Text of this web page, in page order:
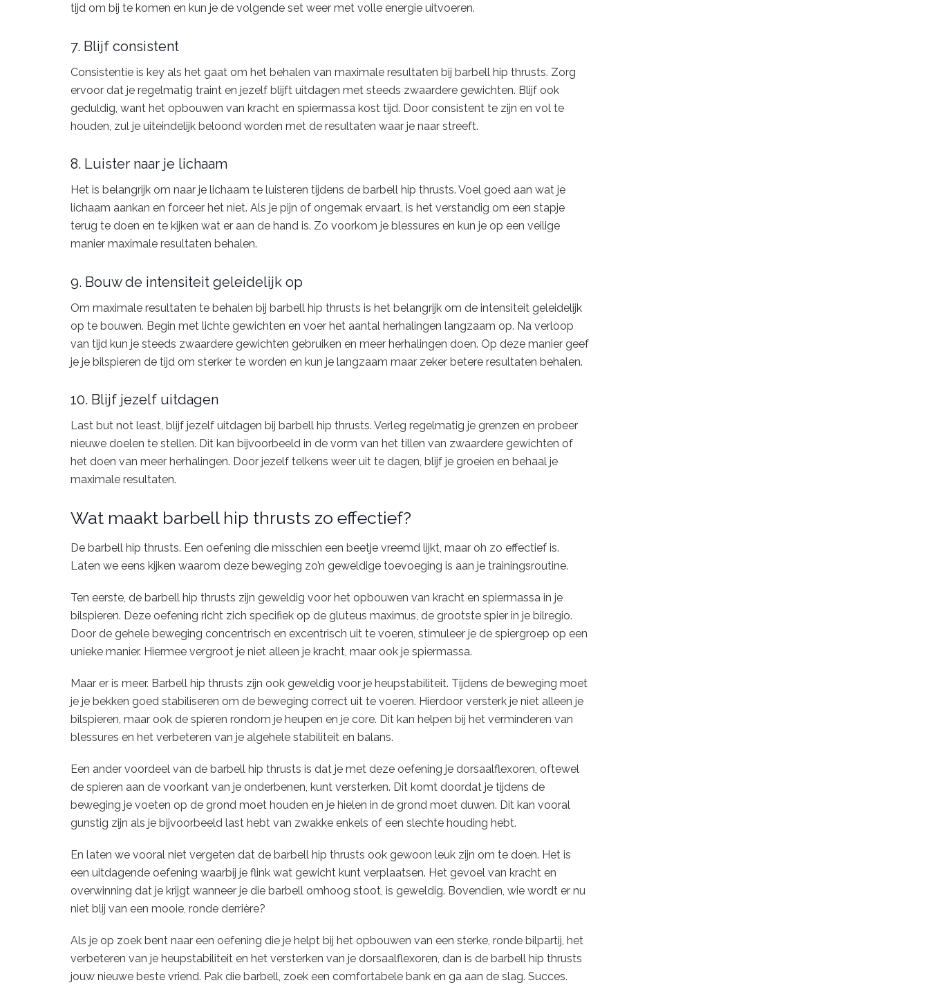
tijd om bij te komen en kun je de volgende set weer met volle energie uitvoeren.
7. Blijf consistent
Consistentie is key als het gaat om het behalen van maximale resultaten bij barbell hip thrusts. Zorg
ervoor dat je regelmatig traint en jezelf blijft uitdagen met steeds zwaardere gewichten. Blijf ook
geduldig, want het opbouwen van kracht en spiermassa kost tijd. Door consistent te zijn en vol te
houden, zul je uiteindelijk beloond worden met de resultaten waar je naar streeft.
8. Luister naar je lichaam
Het is belangrijk om naar je lichaam te luisteren tijdens de barbell hip thrusts. Voel goed aan wat je
lichaam aankan en forceer het niet. Als je pijn of ongemak ervaart, is het verstandig om een stapje
terug te doen en te kijken wat er aan de hand is. Zo voorkom je blessures en kun je op een veilige
manier maximale resultaten behalen.
9. Bouw de intensiteit geleidelijk op
Om maximale resultaten te behalen bij barbell hip thrusts is het belangrijk om de intensiteit geleidelijk
op te bouwen. Begin met lichte gewichten en voer het aantal herhalingen langzaam op. Na verloop
van tijd kun je steeds zwaardere gewichten gebruiken en meer herhalingen doen. Op deze manier geef
je je bilspieren de tijd om sterker te worden en kun je langzaam maar zeker betere resultaten behalen.
10. Blijf jezelf uitdagen
Last but not least, blijf jezelf uitdagen bij barbell hip thrusts. Verleg regelmatig je grenzen en probeer
nieuwe doelen te stellen. Dit kan bijvoorbeeld in de vorm van het tillen van zwaardere gewichten of
het doen van meer herhalingen. Door jezelf telkens weer uit te dagen, blijf je groeien en behaal je
maximale resultaten.
Wat maakt barbell hip thrusts zo effectief?
De barbell hip thrusts. Een oefening die misschien een beetje vreemd lijkt, maar oh zo effectief is.
Laten we eens kijken waarom deze beweging zo’n geweldige toevoeging is aan je trainingsroutine.
Ten eerste, de barbell hip thrusts zijn geweldig voor het opbouwen van kracht en spiermassa in je
bilspieren. Deze oefening richt zich specifiek op de gluteus maximus, de grootste spier in je bilregio.
Door de gehele beweging concentrisch en excentrisch uit te voeren, stimuleer je de spiergroep op een
unieke manier. Hiermee vergroot je niet alleen je kracht, maar ook je spiermassa.
Maar er is meer. Barbell hip thrusts zijn ook geweldig voor je heupstabiliteit. Tijdens de beweging moet
je je bekken goed stabiliseren om de beweging correct uit te voeren. Hierdoor versterk je niet alleen je
bilspieren, maar ook de spieren rondom je heupen en je core. Dit kan helpen bij het verminderen van
blessures en het verbeteren van je algehele stabiliteit en balans.
Een ander voordeel van de barbell hip thrusts is dat je met deze oefening je dorsaalflexoren, oftewel
de spieren aan de voorkant van je onderbenen, kunt versterken. Dit komt doordat je tijdens de
beweging je voeten op de grond moet houden en je hielen in de grond moet duwen. Dit kan vooral
gunstig zijn als je bijvoorbeeld last hebt van zwakke enkels of een slechte houding hebt.
En laten we vooral niet vergeten dat de barbell hip thrusts ook gewoon leuk zijn om te doen. Het is
een uitdagende oefening waarbij je flink wat gewicht kunt verplaatsen. Het gevoel van kracht en
overwinning dat je krijgt wanneer je die barbell omhoog stoot, is geweldig. Bovendien, wie wordt er nu
niet blij van een mooie, ronde derrière?
Als je op zoek bent naar een oefening die je helpt bij het opbouwen van een sterke, ronde bilpartij, het
verbeteren van je heupstabiliteit en het versterken van je dorsaalflexoren, dan is de barbell hip thrusts
jouw nieuwe beste vriend. Pak die barbell, zoek een comfortabele bank en ga aan de slag. Succes.